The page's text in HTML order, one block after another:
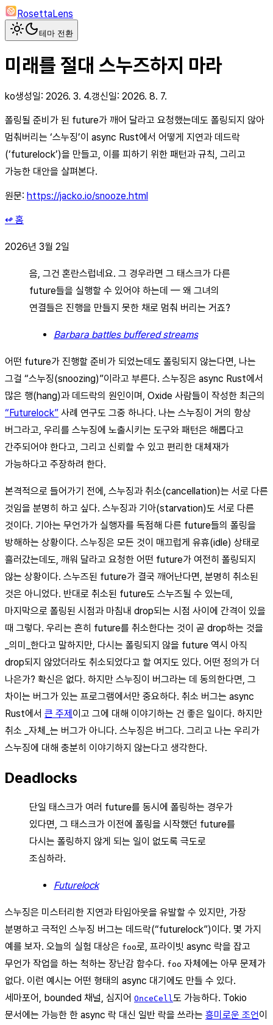
RosettaLens
테마 전환
미래를 절대 스누즈하지 마라
ko생성일: 2026. 3. 4.갱신일: 2026. 8. 7.
폴링될 준비가 된 future가 깨어 달라고 요청했는데도 폴링되지 않아
멈춰버리는 ‘스누징’이 async Rust에서 어떻게 지연과 데드락
(‘futurelock’)을 만들고, 이를 피하기 위한 패턴과 규칙, 그리고
가능한 대안을 살펴본다.
원문: https://jacko.io/snooze.html
↫ 홈
2026년 3월 2일
음, 그건 혼란스럽네요. 그 경우라면 그 태스크가 다른
future들을 실행할 수 있어야 하는데 — 왜 그녀의
연결들은 진행을 만들지 못한 채로 멈춰 버리는 거죠?
Barbara battles buffered streams
어떤 future가 진행할 준비가 되었는데도 폴링되지 않는다면, 나는
그걸 “스누징(snoozing)”이라고 부른다. 스누징은 async Rust에서
많은 행(hang)과 데드락의 원인이며, Oxide 사람들이 작성한 최근의
“Futurelock” 사례 연구도 그중 하나다. 나는 스누징이 거의 항상
버그라고, 우리를 스누징에 노출시키는 도구와 패턴은 해롭다고
간주되어야 한다고, 그리고 신뢰할 수 있고 편리한 대체재가
가능하다고 주장하려 한다.
본격적으로 들어가기 전에, 스누징과 취소(cancellation)는 서로 다른
것임을 분명히 하고 싶다. 스누징과 기아(starvation)도 서로 다른
것이다. 기아는 무언가가 실행자를 독점해 다른 future들의 폴링을
방해하는 상황이다. 스누징은 모든 것이 매끄럽게 유휴(idle) 상태로
흘러갔는데도, 깨워 달라고 요청한 어떤 future가 여전히 폴링되지
않는 상황이다. 스누즈된 future가 결국 깨어난다면, 분명히 취소된
것은 아니었다. 반대로 취소된 future도 스누즈될 수 있는데,
마지막으로 폴링된 시점과 마침내 drop되는 시점 사이에 간격이 있을
때 그렇다. 우리는 흔히 future를 취소한다는 것이 곧 drop하는 것을
_의미_한다고 말하지만, 다시는 폴링되지 않을 future 역시 아직
drop되지 않았더라도 취소되었다고 할 여지도 있다. 어떤 정의가 더
나은가? 확신은 없다. 하지만 스누징이 버그라는 데 동의한다면, 그
차이는 버그가 있는 프로그램에서만 중요하다. 취소 버그는 async
Rust에서 큰 주제이고 그에 대해 이야기하는 건 좋은 일이다. 하지만
취소 _자체_는 버그가 아니다. 스누징은 버그다. 그리고 나는 우리가
스누징에 대해 충분히 이야기하지 않는다고 생각한다.
Deadlocks
단일 태스크가 여러 future를 동시에 폴링하는 경우가
있다면, 그 태스크가 이전에 폴링을 시작했던 future를
다시는 폴링하지 않게 되는 일이 없도록 극도로
조심하라.
Futurelock
스누징은 미스터리한 지연과 타임아웃을 유발할 수 있지만, 가장
분명하고 극적인 스누징 버그는 데드락(“futurelock”)이다. 몇 가지
예를 보자. 오늘의 실험 대상은 foo로, 프라이빗 async 락을 잡고
무언가 작업을 하는 척하는 장난감 함수다. foo 자체에는 아무 문제가
없다. 이런 예시는 어떤 형태의 async 대기에도 만들 수 있다.
세마포어, bounded 채널, 심지어 OnceCell 도 가능하다. Tokio
문서에는 가능한 한 async 락 대신 일반 락을 쓰라는 흥미로운 조언이